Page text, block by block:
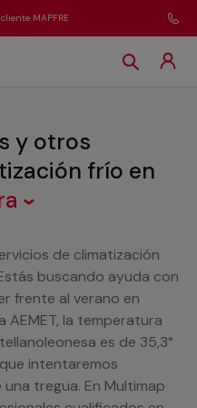
MAPFRE
y otros
frío en
de climatización
buscando ayuda con
frente al verano en
AEMET, la temperatura
es de 35,3°
intentaremos
tregua. En Multimap